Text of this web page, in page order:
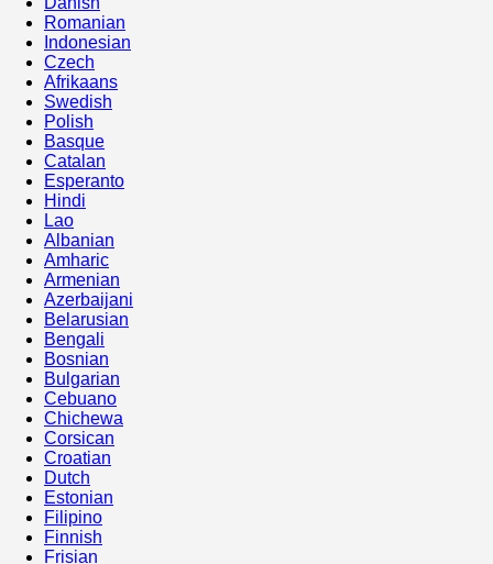
Romanian
Indonesian
Czech
Afrikaans
Swedish
Polish
Basque
Catalan
Esperanto
Hindi
Lao
Albanian
Amharic
Armenian
Azerbaijani
Belarusian
Bengali
Bosnian
Bulgarian
Cebuano
Chichewa
Corsican
Croatian
Dutch
Estonian
Filipino
Finnish
Frisian